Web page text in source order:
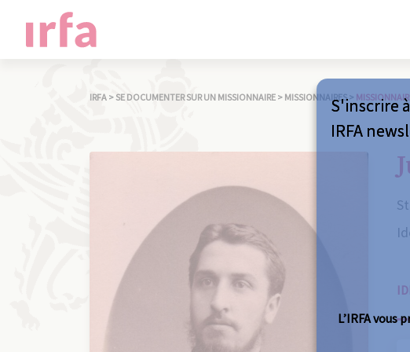
IRFA >SE DOCUMENTER SUR UN MISSIONNAIRE > MISSIONNAIRES >
S'inscrire
IRFA
L’IRFA